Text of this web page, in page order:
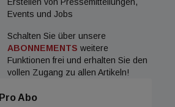
Events und Jobs
Schalten Sie über unsere
ABONNEMENTS weitere
Funktionen frei und erhalten Sie den
vollen Zugang zu allen Artikeln!
Pro Abo